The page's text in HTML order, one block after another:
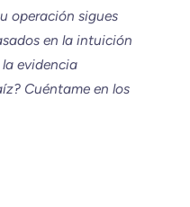
operación sigues
en la intuición
evidencia
Cuéntame en los